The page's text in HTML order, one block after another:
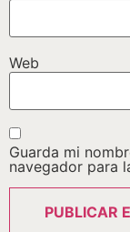
Web
Guarda mi
navegador para